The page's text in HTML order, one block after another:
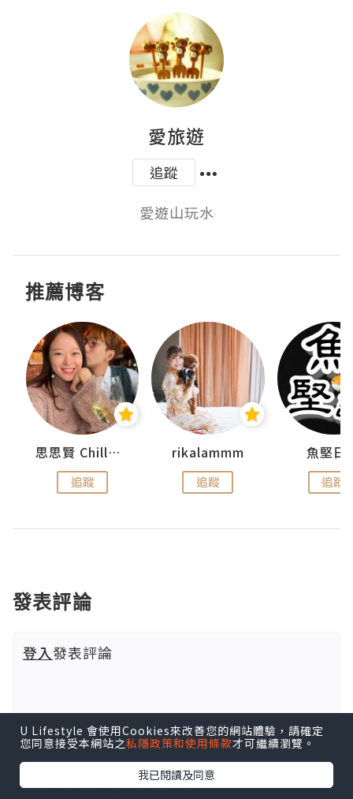
愛旅遊
追蹤
愛遊山玩水
推薦博客
思思賢 ChillMyBabe
追蹤
rikalammm
追蹤
魚堅日
追蹤
發表評論
登入發表評論
U Lifestyle 會使用Cookies來改善您的網站體驗，請確定
您同意接受本網站之私隱政策和使用條款才可繼續瀏覽。
我已閱讀及同意